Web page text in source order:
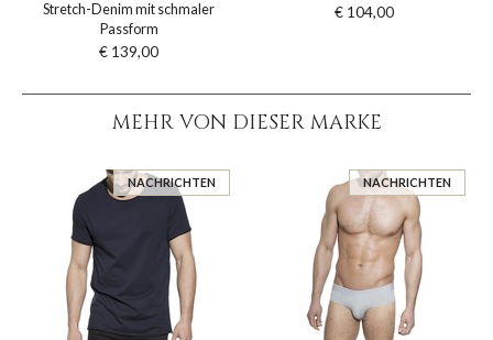
Stretch-Denim mit schmaler
Passform
€ 139,00
€ 104,00
MEHR VON DIESER MARKE
NACHRICHTEN NACHRICHTEN